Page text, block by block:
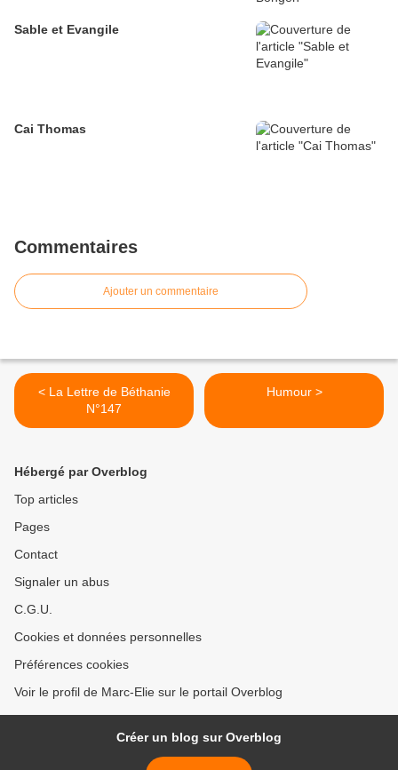
Sable et Evangile
Cai Thomas
Commentaires
Ajouter un commentaire
< La Lettre de Béthanie
N°147
Humour >
Hébergé par Overblog
Top articles
Pages
Contact
Signaler un abus
C.G.U.
Cookies et données personnelles
Préférences cookies
Voir le profil de Marc-Elie sur le portail Overblog
Créer un blog sur Overblog